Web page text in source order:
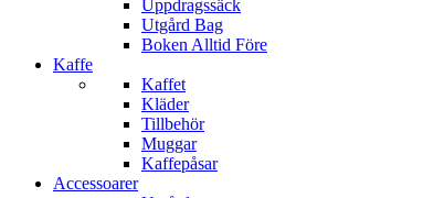
Uppdragssäck
Utgård Bag
Boken Alltid Före
Kaffe
Kaffet
Kläder
Tillbehör
Muggar
Kaffepåsar
Accessoarer